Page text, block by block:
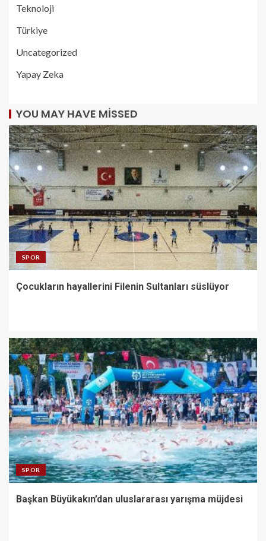
Teknoloji
Türkiye
Uncategorized
Yapay Zeka
YOU MAY HAVE MISSED
SPOR
Çocukların hayallerini Filenin Sultanları süslüyor
SPOR
Başkan Büyükakın’dan uluslararası yarışma müjdesi